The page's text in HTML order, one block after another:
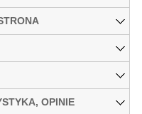
OPINIE